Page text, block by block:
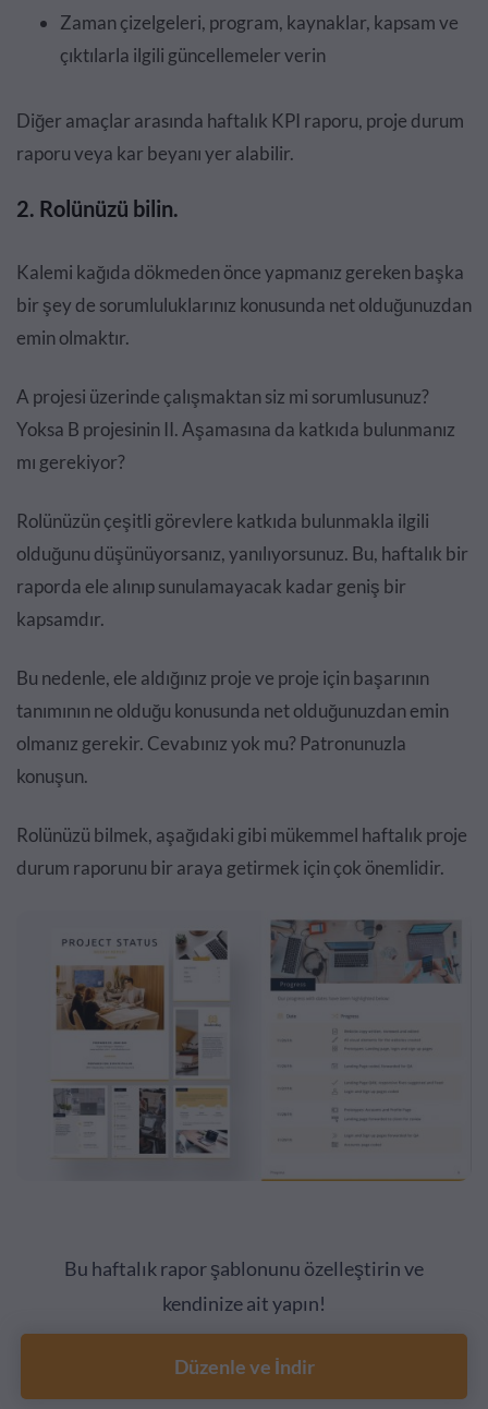
Zaman çizelgeleri, program, kaynaklar, kapsam ve
çıktılarla ilgili güncellemeler verin
Diğer amaçlar arasında haftalık KPI raporu, proje durum
raporu veya kar beyanı yer alabilir.
2. Rolünüzü bilin.
Kalemi kağıda dökmeden önce yapmanız gereken başka
bir şey de sorumluluklarınız konusunda net olduğunuzdan
emin olmaktır.
A projesi üzerinde çalışmaktan siz mi sorumlusunuz?
Yoksa B projesinin II. Aşamasına da katkıda bulunmanız
mı gerekiyor?
Rolünüzün çeşitli görevlere katkıda bulunmakla ilgili
olduğunu düşünüyorsanız, yanılıyorsunuz. Bu, haftalık bir
raporda ele alınıp sunulamayacak kadar geniş bir
kapsamdır.
Bu nedenle, ele aldığınız proje ve proje için başarının
tanımının ne olduğu konusunda net olduğunuzdan emin
olmanız gerekir. Cevabınız yok mu? Patronunuzla
konuşun.
Rolünüzü bilmek, aşağıdaki gibi mükemmel haftalık proje
durum raporunu bir araya getirmek için çok önemlidir.
Bu haftalık rapor şablonunu özelleştirin ve
kendinize ait yapın!
Düzenle ve İndir